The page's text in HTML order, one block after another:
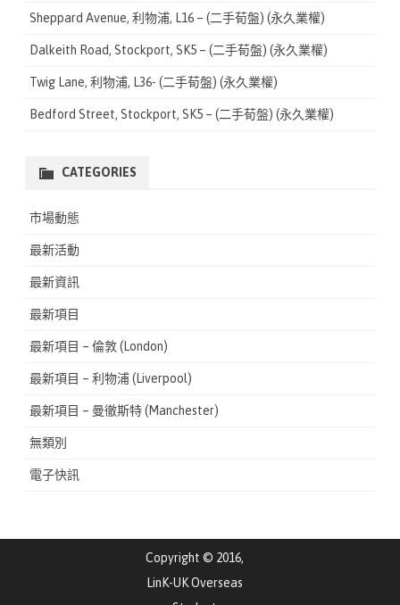
Sheppard Avenue, 利物浦, L16 – (二手荀盤) (永久業權)
Dalkeith Road, Stockport, SK5 – (二手荀盤) (永久業權)
Twig Lane, 利物浦, L36- (二手荀盤) (永久業權)
Bedford Street, Stockport, SK5 – (二手荀盤) (永久業權)
CATEGORIES
市場動態
最新活動
最新資訊
最新項目
最新項目 – 倫敦 (London)
最新項目 – 利物浦 (Liverpool)
最新項目 – 曼徹斯特 (Manchester)
無類別
電子快訊
Copyright © 2016,
LinK-UK Overseas